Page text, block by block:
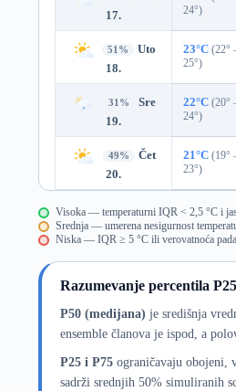
17.
24°)
51%
Uto
18.
23°C (22°
25°)
31%
Sre
19.
22°C (20°
24°)
49%
Čet
20.
21°C (19°
23°)
Visoka — temperaturni IQR < 2,5 °C i
Srednja — umerena nesigurnost
Niska — IQR ≥ 5 °C ili verovatnoća
Razumevanje percentila
P50 (medijana) je središnja
ensemble članova je ispod, a
P25 i P75ograničavaju obojeni,
sadrži srednjih 50% simuliranih